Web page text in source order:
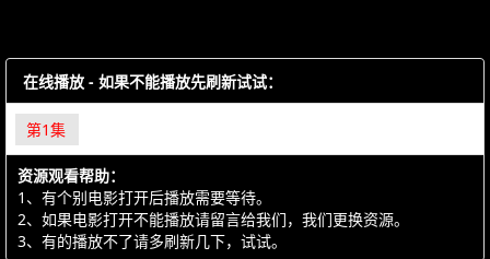
在线播放 - 如果不能播放先刷新试试：
第1集
资源观看帮助：
1、有个别电影打开后播放需要等待。
2、如果电影打开不能播放请留言给我们，我们更换资源。
3、有的播放不了请多刷新几下，试试。